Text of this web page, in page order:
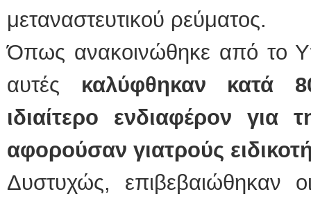
μεταναστευτικού ρεύματος.
Όπως ανακοινώθηκε από το
αυτές καλύφθηκαν κατά
ιδιαίτερο ενδιαφέρον
αφορούσαν γιατρούς
Δυστυχώς, επιβεβαιώθηκαν